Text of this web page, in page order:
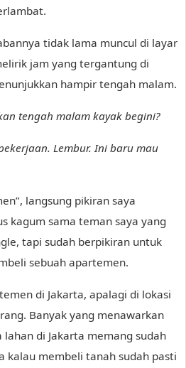
tidak lama muncul di layar
jam yang tergantung di
hampir tengah malam.
tengah malam kayak begini?
Lembur. Ini baru mau
langsung pikiran saya
kagum sama teman saya yang
tapi sudah berpikiran untuk
sebuah apartemen.
di Jakarta, apalagi di lokasi
Banyak yang menawarkan
di Jakarta memang sudah
kalau membeli tanah sudah pasti